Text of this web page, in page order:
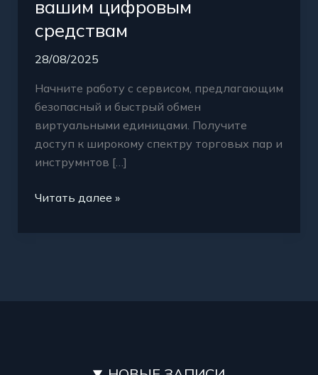
вашим цифровым
средствам
28/08/2025
Начните работу с сервисом, предлагающим
безопасный и быстрый обмен
виртуальными единицами. Получите
доступ к широкому спектру торговых пар и
инструмнтов […]
Читать далее »